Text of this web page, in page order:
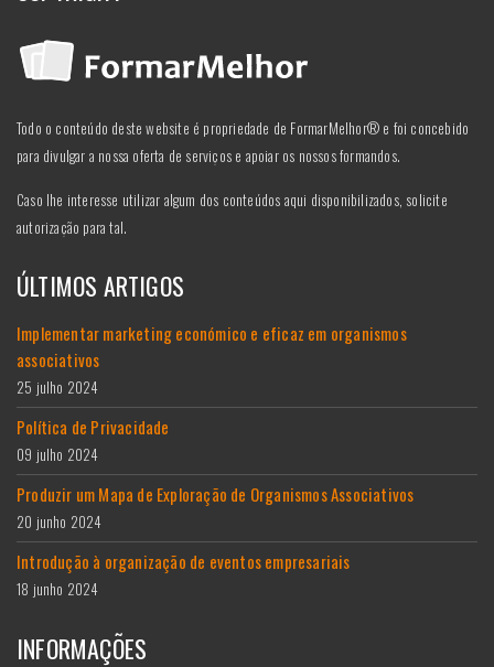
Todo o conteúdo deste website é propriedade de FormarMelhor® e foi concebido
para divulgar a nossa oferta de serviços e apoiar os nossos formandos.
Caso lhe interesse utilizar algum dos conteúdos aqui disponibilizados, solicite
autorização para tal.
ÚLTIMOS ARTIGOS
Implementar marketing económico e eficaz em organismos
associativos
25 julho 2024
Política de Privacidade
09 julho 2024
Produzir um Mapa de Exploração de Organismos Associativos
20 junho 2024
Introdução à organização de eventos empresariais
18 junho 2024
INFORMAÇÕES